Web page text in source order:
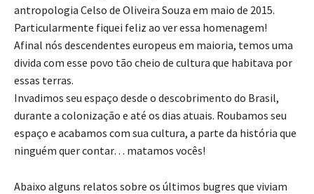
antropologia Celso de Oliveira Souza em maio de 2015.
Particularmente fiquei feliz ao ver essa homenagem!
Afinal nós descendentes europeus em maioria, temos uma
divida com esse povo tão cheio de cultura que habitava por
essas terras.
Invadimos seu espaço desde o descobrimento do Brasil,
durante a colonização e até os dias atuais. Roubamos seu
espaço e acabamos com sua cultura, a parte da história que
ninguém quer contar… matamos vocês!
Abaixo alguns relatos sobre os últimos bugres que viviam